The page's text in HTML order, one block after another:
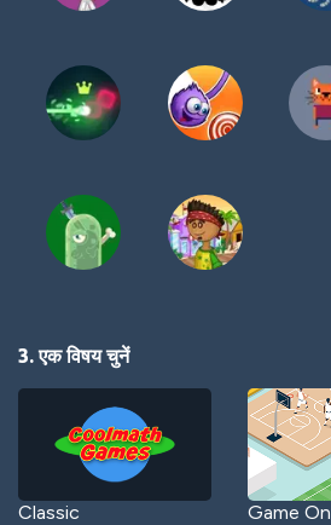
3. एक विषय चुनें
Classic Game On